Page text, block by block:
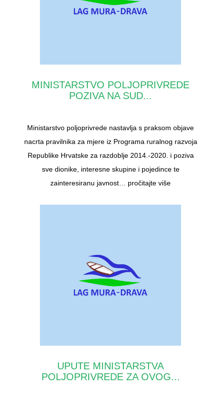
MINISTARSTVO POLJOPRIVREDE
POZIVA NA SUD...
Ministarstvo poljoprivrede nastavlja s praksom objave
nacrta pravilnika za mjere iz Programa ruralnog razvoja
Republike Hrvatske za razdoblje 2014.-2020. i poziva
sve dionike, interesne skupine i pojedince te
zainteresiranu javnost… pročitajte više
UPUTE MINISTARSTVA
POLJOPRIVREDE ZA OVOG...